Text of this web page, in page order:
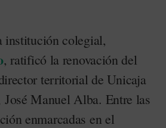
institución colegial,
, ratificó la renovación del
territorial de Unicaja
Manuel Alba. Entre las
enmarcadas en el